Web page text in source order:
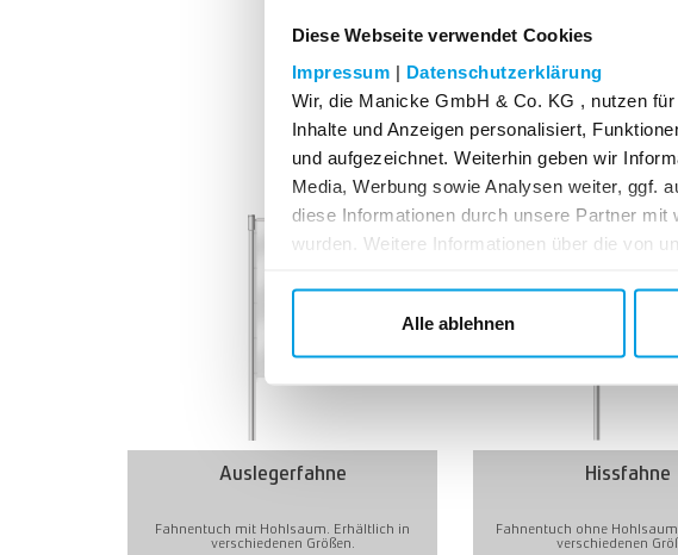
Diese Webseite verwendet Cookies
Impressum | Datenschutzerklärung
Wir, die Manicke GmbH & Co. KG , nutzen
Inhalte und Anzeigen personalisiert,
und aufgezeichnet. Weiterhin geben wir
Media, Werbung sowie Analysen weiter, ggf.
diese Informationen durch unsere Partner
wurden. Weitere Informationen über die von
Alle ablehnen
Auslegerfahne
Fahnentuch mit Hohlsaum. Erhältlich in
verschiedenen Größen.
Hissfahne
Fahnentuch ohne
verschiedenen